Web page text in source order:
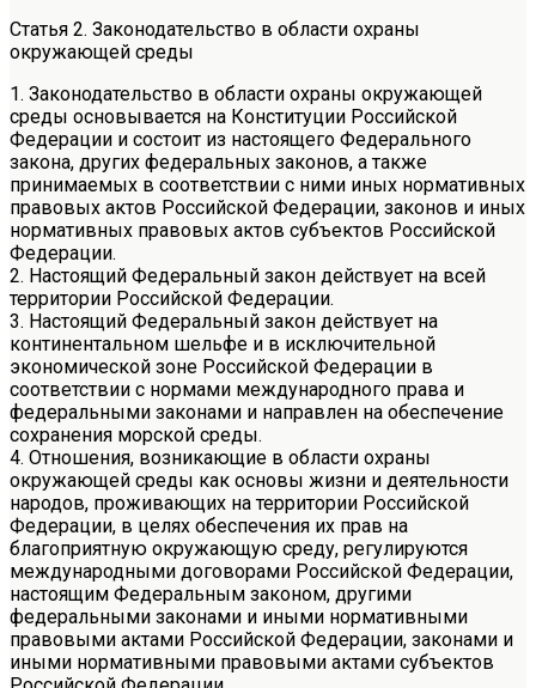
Статья 2. Законодательство в области охраны
окружающей среды
1. Законодательство в области охраны окружающей
среды основывается на Конституции Российской
Федерации и состоит из настоящего Федерального
закона, других федеральных законов, а также
принимаемых в соответствии с ними иных нормативных
правовых актов Российской Федерации, законов и иных
нормативных правовых актов субъектов Российской
Федерации.
2. Настоящий Федеральный закон действует на всей
территории Российской Федерации.
3. Настоящий Федеральный закон действует на
континентальном шельфе и в исключительной
экономической зоне Российской Федерации в
соответствии с нормами международного права и
федеральными законами и направлен на обеспечение
сохранения морской среды.
4. Отношения, возникающие в области охраны
окружающей среды как основы жизни и деятельности
народов, проживающих на территории Российской
Федерации, в целях обеспечения их прав на
благоприятную окружающую среду, регулируются
международными договорами Российской Федерации,
настоящим Федеральным законом, другими
федеральными законами и иными нормативными
правовыми актами Российской Федерации, законами и
иными нормативными правовыми актами субъектов